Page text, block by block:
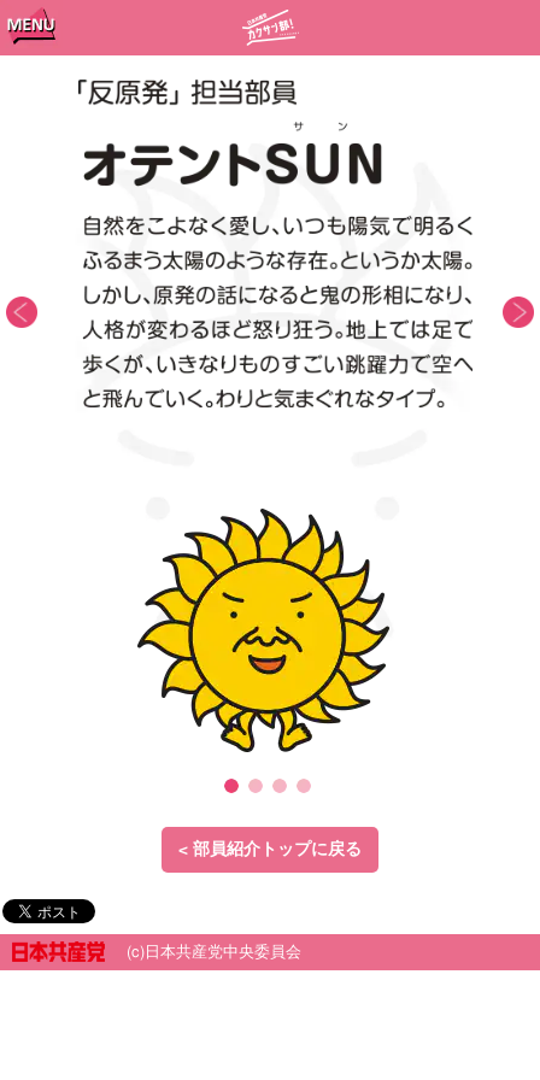
< 部員紹介トップに戻る
(c)日本共産党中央委員会